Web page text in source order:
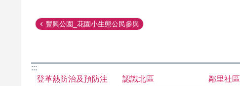
豐興公園_花園小生態公民參與
:::
登革熱防治及預防注
認識北區 鄰里社區